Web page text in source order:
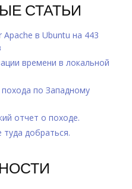
СТАТЬИ
Apache в Ubuntu на 443
времени в локальной
похода по Западному
отчет о походе.
добраться.